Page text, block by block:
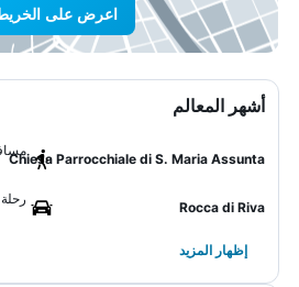
اعرض على
أشهر المعالم
Chiesa Parrocchiale di S. Maria Assunta
مسافة
Rocca di Riva
رحلة
إظهار المزيد